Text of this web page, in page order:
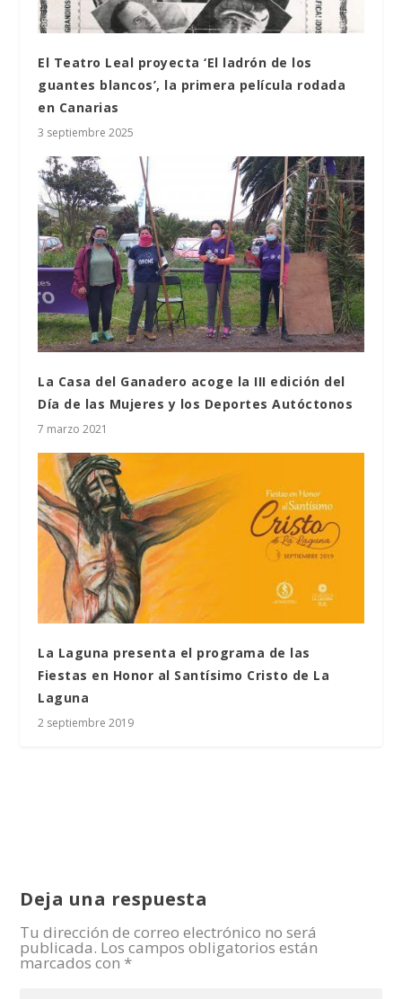
El Teatro Leal proyecta ‘El ladrón de los
guantes blancos’, la primera película rodada
en Canarias
3 septiembre 2025
La Casa del Ganadero acoge la III edición del
Día de las Mujeres y los Deportes Autóctonos
7 marzo 2021
La Laguna presenta el programa de las
Fiestas en Honor al Santísimo Cristo de La
Laguna
2 septiembre 2019
Deja una respuesta
Tu dirección de correo electrónico no será
publicada. Los campos obligatorios están
marcados con *